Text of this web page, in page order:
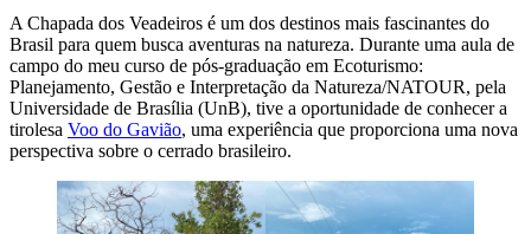
A Chapada dos Veadeiros é um dos destinos mais fascinantes do
Brasil para quem busca aventuras na natureza. Durante uma aula de
campo do meu curso de pós-graduação em Ecoturismo:
Planejamento, Gestão e Interpretação da Natureza/NATOUR, pela
Universidade de Brasília (UnB), tive a oportunidade de conhecer a
tirolesa Voo do Gavião, uma experiência que proporciona uma nova
perspectiva sobre o cerrado brasileiro.